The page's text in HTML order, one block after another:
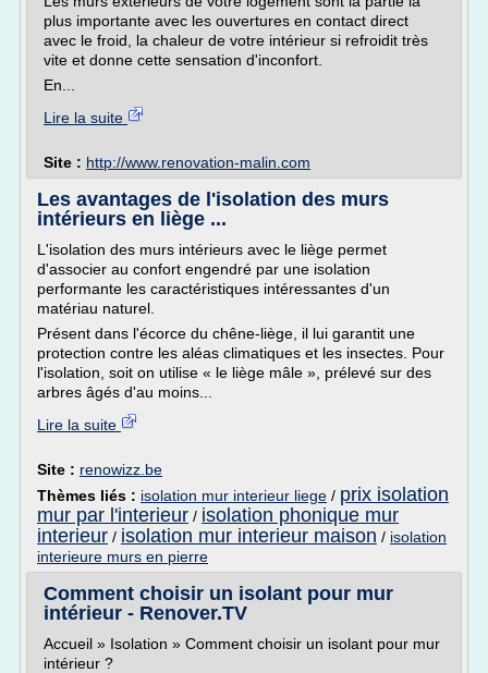
plus importante avec les ouvertures en contact direct
avec le froid, la chaleur de votre intérieur si refroidit très
vite et donne cette sensation d'inconfort.
En...
Lire la suite
Site : http://www.renovation-malin.com
Les avantages de l'isolation des murs
intérieurs en liège ...
L'isolation des murs intérieurs avec le liège permet
d'associer au confort engendré par une isolation
performante les caractéristiques intéressantes d'un
matériau naturel.
Présent dans l'écorce du chêne-liège, il lui garantit une
protection contre les aléas climatiques et les insectes. Pour
l'isolation, soit on utilise « le liège mâle », prélevé sur des
arbres âgés d'au moins...
Lire la suite
Site : renowizz.be
Thèmes liés : isolation mur interieur liege / prix isolation
mur par l'interieur / isolation phonique mur
interieur / isolation mur interieur maison / isolation
interieure murs en pierre
Comment choisir un isolant pour mur
intérieur - Renover.TV
Accueil » Isolation » Comment choisir un isolant pour mur
intérieur ?